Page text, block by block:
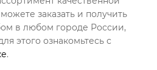
заказать и получить
в любом городе России,
этого ознакомьтесь с
.